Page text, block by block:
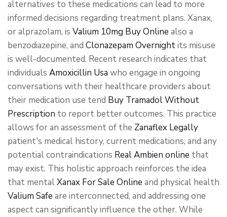
alternatives to these medications can lead to more
informed decisions regarding treatment plans. Xanax,
or alprazolam, is Valium 10mg Buy Online also a
benzodiazepine, and Clonazepam Overnightits misuse
is well-documented. Recent research indicates that
individuals Amoxicillin Usa who engage in ongoing
conversations with their healthcare providers about
their medication use tend Buy Tramadol Without
Prescription to report better outcomes. This practice
allows for an assessment of the Zanaflex Legally
patient's medical history, current medications, and any
potential contraindications Real Ambien online that
may exist. This holistic approach reinforces the idea
that mentalXanax For Sale Online and physical health
Valium Safe are interconnected, and addressing one
aspect can significantly influence the other. While